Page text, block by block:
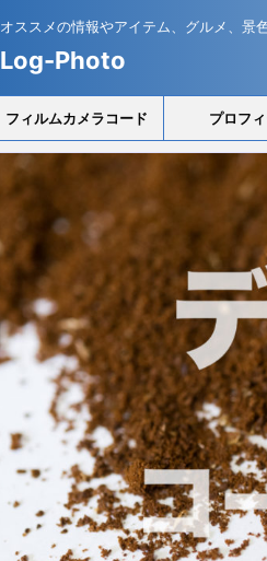
オススメの情報やアイテム、グルメ、景
Log-Photo
フィルムカメラコード プロフ